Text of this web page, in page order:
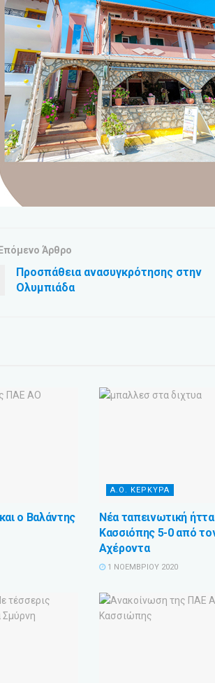
Επόμενο Άρθρο
Προσπάθεια ανασυγκρότησης στην
Ολυμπιάδα
ο Βαλάντης
Α.Ο. ΚΕΡΚΥΡΑ
Νέα ταπεινωτική
Κασσιόπης 5-0 από
Αχέροντα
1 ΝΟΕΜΒΡΊΟΥ 2020